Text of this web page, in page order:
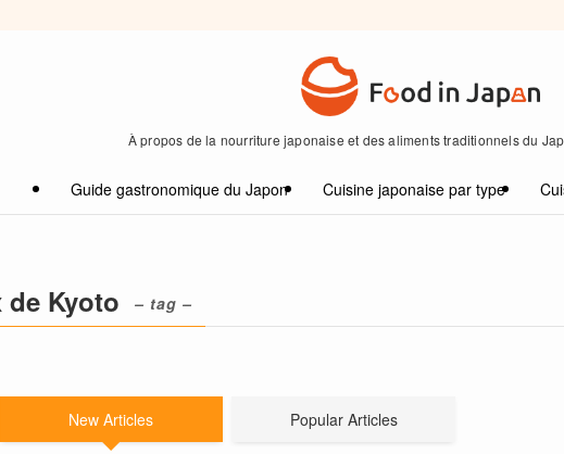
À propos de la nourriture japonaise et des aliments traditionnels du
Guide gastronomique du Japon Cuisine japonaise par type
Kyoto – tag –
New Articles Popular Articles